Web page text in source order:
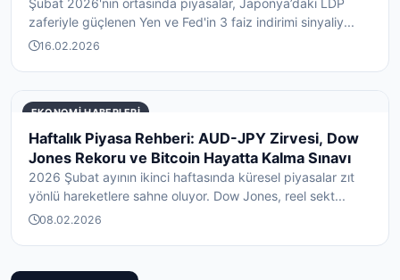
Şubat 2026'nın ortasında piyasalar, Japonya’daki LDP
zaferiyle güçlenen Yen ve Fed'in 3 faiz indirimi sinyaliy...
16.02.2026
EKONOMI HABERLERI
Haftalık Piyasa Rehberi: AUD-JPY Zirvesi, Dow
Jones Rekoru ve Bitcoin Hayatta Kalma Sınavı
2026 Şubat ayının ikinci haftasında küresel piyasalar zıt
yönlü hareketlere sahne oluyor. Dow Jones, reel sekt...
08.02.2026